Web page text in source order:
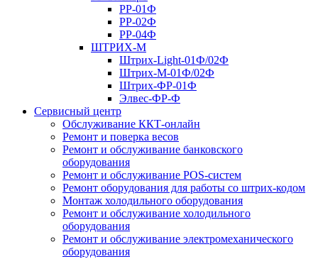
РР-01Ф
РР-02Ф
РР-04Ф
ШТРИХ-М
Штрих-Light-01Ф/02Ф
Штрих-М-01Ф/02Ф
Штрих-ФР-01Ф
Элвес-ФР-Ф
Сервисный центр
Обслуживание ККТ-онлайн
Ремонт и поверка весов
Ремонт и обслуживание банковского
оборудования
Ремонт и обслуживание POS-систем
Ремонт оборудования для работы со штрих-кодом
Монтаж холодильного оборудования
Ремонт и обслуживание холодильного
оборудования
Ремонт и обслуживание электромеханического
оборудования